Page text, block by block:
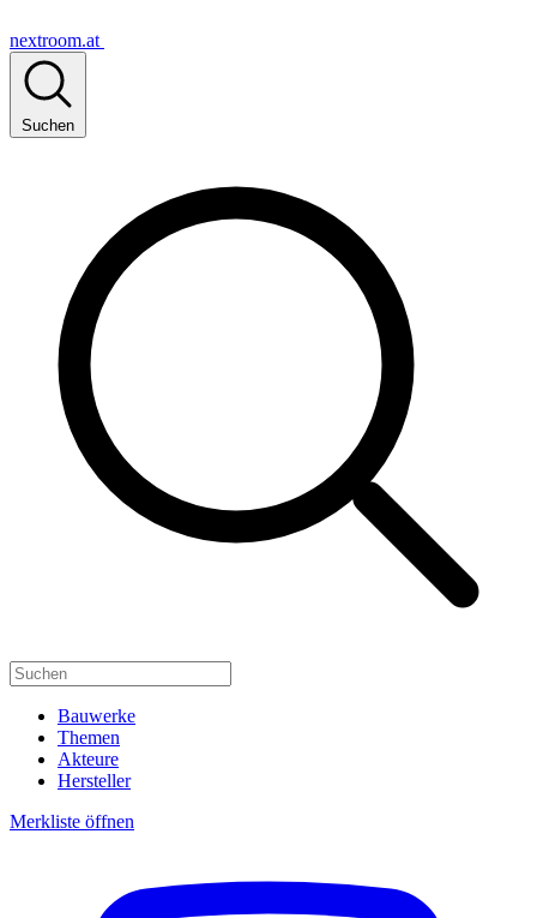
nextroom.at
Suchen
Bauwerke
Themen
Akteure
Hersteller
Merkliste öffnen